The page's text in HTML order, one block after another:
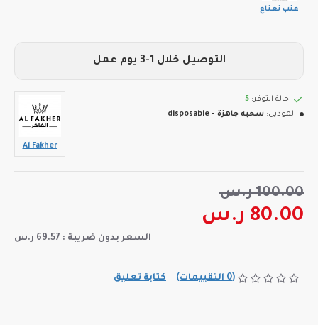
عنب نعناع
(0 التقييمات) - كتابة تعليق
80.00 ر.س
100.00 ر.س
السعر بدون ضريبة : 69.57 ر.س
حالة التوفر: 5
الموديل: سحبه جاهزة - disposable
Al Fakher
التوصيل خلال 1-3 يوم عمل